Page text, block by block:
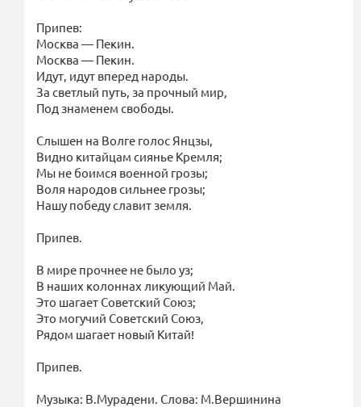
Припев:
Москва — Пекин.
Москва — Пекин.
Идут, идут вперед народы.
За светлый путь, за прочный мир,
Под знаменем свободы.
Слышен на Волге голос Янцзы,
Видно китайцам сиянье Кремля;
Мы не боимся военной грозы;
Воля народов сильнее грозы;
Нашу победу славит земля.
Припев.
В мире прочнее не было уз;
В наших колоннах ликующий Май.
Это шагает Советский Союз;
Это могучий Советский Союз,
Рядом шагает новый Китай!
Припев.
Музыка: В.Мурадени. Слова: М.Вершинина